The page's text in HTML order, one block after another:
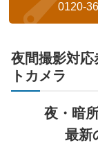
0120-
夜間撮影対応
トカメラ
夜・暗
最新